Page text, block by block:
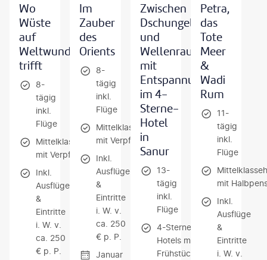
Wo
Wüste
auf
Weltwunder
trifft
8-
tägig
inkl.
Flüge
Mittelklassehotels
mit Verpflegung
Inkl.
Ausflüge
&
Eintritte
i. W. v.
ca. 250
€ p. P.
Im
Zauber
des
Orients
8-
tägig
inkl.
Flüge
Mittelklassehotels
mit Verpflegung
Inkl.
Ausflüge
&
Eintritte
i. W. v.
ca. 250
€ p. P.
Januar
Zwischen
Dschungelklängen
und
Wellenrauschen
mit
Entspannung
im 4-
Sterne-
Hotel
in
Sanur
13-
tägig
inkl.
Flüge
4-Sterne-
Hotels mit
Frühstück
Petra,
das
Tote
Meer
&
Wadi
Rum
11-
tägig
inkl.
Flüge
mit
Inkl.
Ausflüge
&
Eintritte
i. W. v.